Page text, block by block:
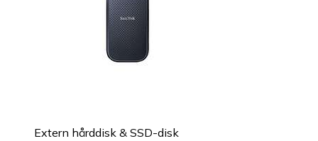
Extern hårddisk & SSD-disk